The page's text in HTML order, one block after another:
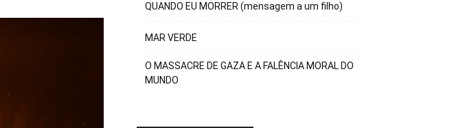
QUANDO EU MORRER (mensagem a um filho)
MAR VERDE
O MASSACRE DE GAZA E A FALÊNCIA MORAL DO
MUNDO